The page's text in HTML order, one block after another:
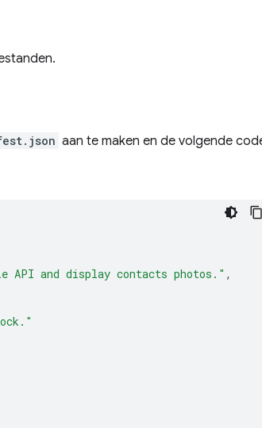
aan te maken en de volgende
API and display contacts photos." ,